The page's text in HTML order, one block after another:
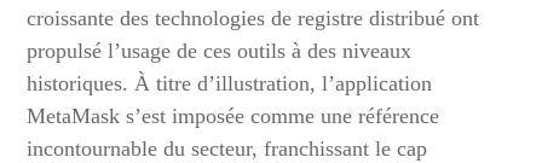
croissante des technologies de registre distribué ont
propulsé l’usage de ces outils à des niveaux
historiques. À titre d’illustration, l’application
MetaMask s’est imposée comme une référence
incontournable du secteur, franchissant le cap